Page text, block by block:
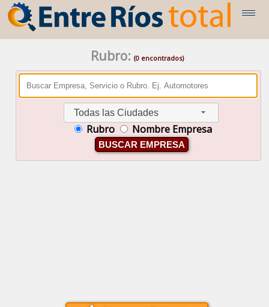
Rubro: (0 encontrados)
Todas las Ciudades
Rubro Nombre Empresa
BUSCAR EMPRESA